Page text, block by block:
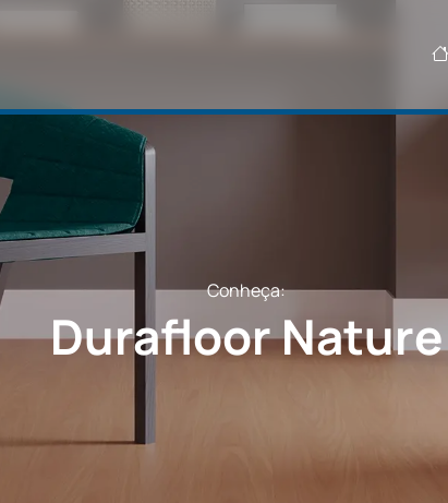
Conheça:
Durafloor Nature